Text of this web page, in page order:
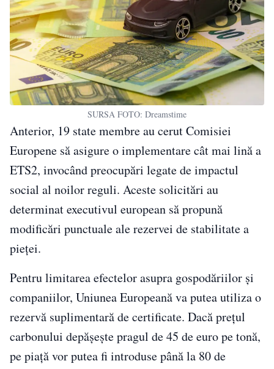
SURSA FOTO: Dreamstime
Anterior, 19 state membre au cerut Comisiei
Europene să asigure o implementare cât mai lină a
ETS2, invocând preocupări legate de impactul
social al noilor reguli. Aceste solicitări au
determinat executivul european să propună
modificări punctuale ale rezervei de stabilitate a
pieței.
Pentru limitarea efectelor asupra gospodăriilor și
companiilor, Uniunea Europeană va putea utiliza o
rezervă suplimentară de certificate. Dacă prețul
carbonului depășește pragul de 45 de euro pe tonă,
pe piață vor putea fi introduse până la 80 de